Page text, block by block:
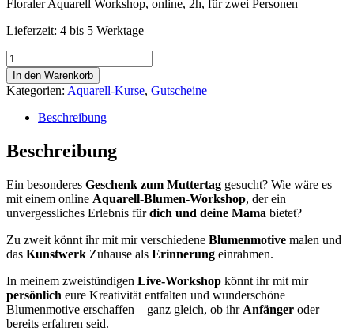
Floraler Aquarell Workshop, online, 2h, für zwei Personen
Lieferzeit: 4 bis 5 Werktage
♥
Online
Aquarell
Workshop
zum
Muttertag
-
ein
zu
zweit
für
beste
Mama
Aquarell
Blumen
Menge
In den Warenkorb
Kategorien: Aquarell-Kurse, Gutscheine
Beschreibung
Beschreibung
Ein besonderes Geschenk zum Muttertag gesucht? Wie wäre es
mit einem online Aquarell-Blumen-Workshop, der ein
unvergessliches Erlebnis fürdich und deine Mama bietet?
Zu zweit könnt ihr mit mir verschiedene Blumenmotive malen und
das Kunstwerk Zuhause als Erinnerung einrahmen.
In meinem zweistündigen Live-Workshop könnt ihr mit mir
persönlich eure Kreativität entfalten und wunderschöne
Blumenmotive erschaffen – ganz gleich, ob ihr Anfänger oder
bereits erfahren seid.